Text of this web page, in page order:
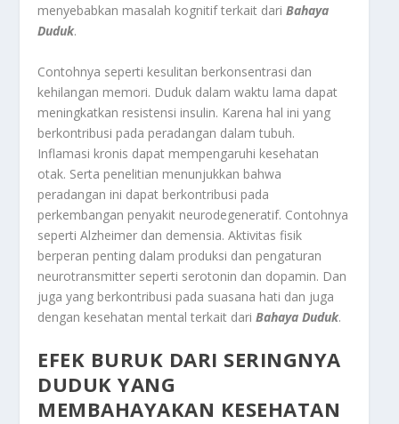
menyebabkan masalah kognitif terkait dariBahaya
Duduk.
Contohnya seperti kesulitan berkonsentrasi dan
kehilangan memori. Duduk dalam waktu lama dapat
meningkatkan resistensi insulin. Karena hal ini yang
berkontribusi pada peradangan dalam tubuh.
Inflamasi kronis dapat mempengaruhi kesehatan
otak. Serta penelitian menunjukkan bahwa
peradangan ini dapat berkontribusi pada
perkembangan penyakit neurodegeneratif. Contohnya
seperti Alzheimer dan demensia. Aktivitas fisik
berperan penting dalam produksi dan pengaturan
neurotransmitter seperti serotonin dan dopamin. Dan
juga yang berkontribusi pada suasana hati dan juga
dengan kesehatan mental terkait dariBahaya Duduk.
EFEK BURUK DARI SERINGNYA
DUDUK YANG
MEMBAHAYAKAN KESEHATAN